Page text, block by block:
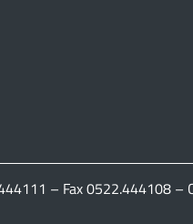
– Fax 0522.444108 –